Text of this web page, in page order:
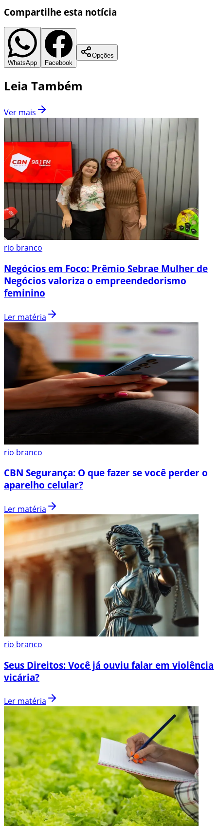
Compartilhe esta notícia
WhatsApp Facebook
Opções
Leia Também
Ver mais
rio branco
Negócios em Foco: Prêmio Sebrae Mulher de
Negócios valoriza o empreendedorismo
feminino
Ler matéria
rio branco
CBN Segurança: O que fazer se você perder o
aparelho celular?
Ler matéria
rio branco
Seus Direitos: Você já ouviu falar em violência
vicária?
Ler matéria